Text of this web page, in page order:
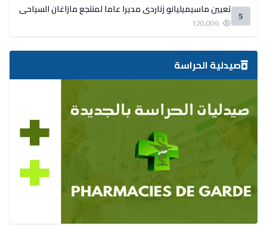
5 تعيين ماسيميليانو زناردي مديرا عاما لمنتجع مازاغان السياحي
صيدلية الحراسة